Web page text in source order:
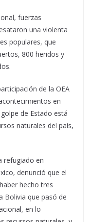
fuerzas
una violenta
populares, que
800 heridos y
de la OEA
en
de Estado está
naturales del país,
refugiado en
denunció que el
hecho tres
Bolivia que pasó de
en lo